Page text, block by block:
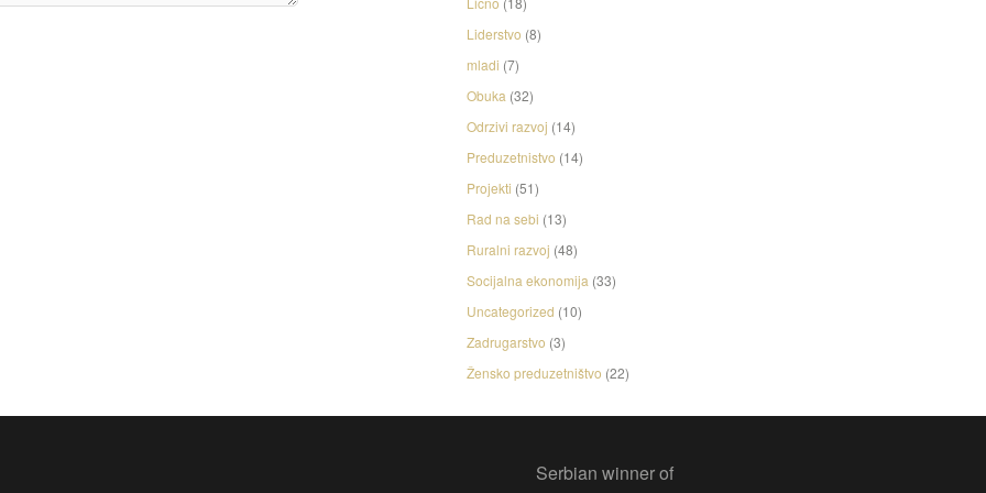
Liderstvo (8)
mladi (7)
Obuka (32)
Odrzivi razvoj (14)
Preduzetnistvo (14)
Projekti (51)
Rad na sebi (13)
Ruralni razvoj (48)
Socijalna ekonomija (33)
Uncategorized (10)
Zadrugarstvo (3)
Žensko preduzetništvo (22)
Serbian winner of